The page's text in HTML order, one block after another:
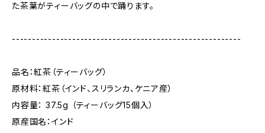
た茶葉がティーバッグの中で踊ります。
---------------------------------------------------------
品名：紅茶（ティーバッグ）
原材料：紅茶（インド、スリランカ、ケニア産）
内容量： 37.5g （ティーバッグ15個入）
原産国名：インド